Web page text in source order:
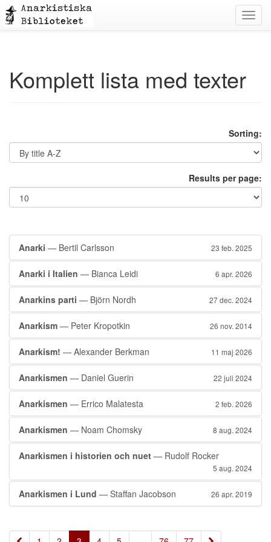
Komplett lista med texter
Sorting:
Results per page:
Anarki — Bertil Carlsson 23 feb. 2025
Anarki i Italien — Bianca Leidi 6 apr. 2026
Anarkins parti — Björn Nordh 27 dec. 2024
Anarkism — Peter Kropotkin 26 nov. 2014
Anarkism! — Alexander Berkman 11 maj 2026
Anarkismen — Daniel Guerin 22 juli 2024
Anarkismen — Errico Malatesta 2 feb. 2026
Anarkismen — Noam Chomsky 8 aug. 2024
Anarkismen i historien och nuet — Rudolf Rocker
5 aug. 2024
Anarkismen i Lund — Staffan Jacobson 26 apr. 2019